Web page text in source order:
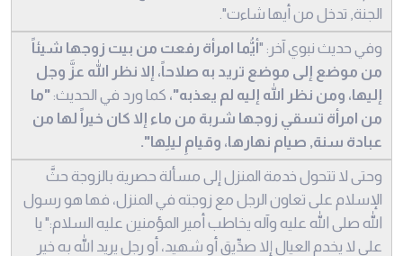
الجنة, تدخل من أيها شاءت".
وفي حديث نبوي آخر: "أيُّما امرأة رفعت من بيت زوجها شيئاً
من موضع إلى موضع تريد به صلاحاً، إلا نظر الله عزَّ وجل
إليها، ومن نظر الله إليه لم يعذبه"، كما ورد في الحديث: "ما
من امرأة تسقي زوجها شربة من ماء إلا كان خيراً لها من
عبادة سنة, صيام نهارها، وقيامِ ليلِها".
وحتى لا تتحول خدمة المنزل إلى مسألة حصرية بالزوجة حثَّ
الإسلام على تعاون الرجل مع زوجته في المنزل، فها هو رسول
الله صلى الله عليه وآله يخاطب أمير المؤمنين عليه السلام:" يا
علي لا يخدم العيال إلا صدِّيق أو شهيد، أو رجل يريد الله به خير